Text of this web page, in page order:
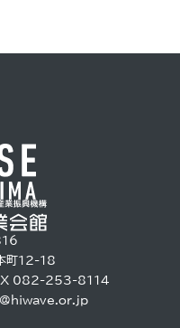
町12-18
082-253-8114